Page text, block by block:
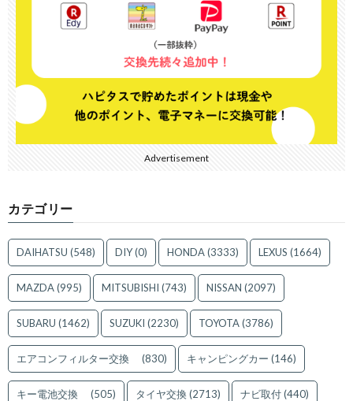
Advertisement
カテゴリー
DAIHATSU (548) DIY(0) HONDA(3333) LEXUS (1664)
MAZDA(995) MITSUBISHI (743) NISSAN (2097)
SUBARU (1462) SUZUKI (2230) TOYOTA(3786)
エアコンフィルター交換 (830) キャンピングカー (146)
キー電池交換 (505) タイヤ交換(2713) ナビ取付(440)